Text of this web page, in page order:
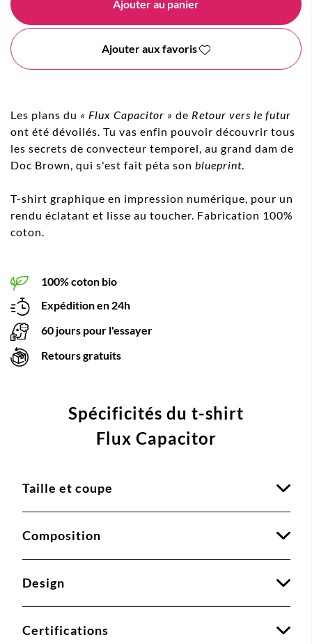
Ajouter au panier
Ajouter aux favoris
Les plans du « Flux Capacitor » de Retour vers le futur
ont été dévoilés. Tu vas enfin pouvoir découvrir tous
les secrets de convecteur temporel, au grand dam de
Doc Brown, qui s'est fait péta son blueprint.
T-shirt graphique en impression numérique, pour un
rendu éclatant et lisse au toucher. Fabrication 100%
coton.
100% coton bio
Expédition en 24h
60 jours pour l'essayer
Retours gratuits
Spécificités du t-shirt
Flux Capacitor
Taille et coupe
Composition
Design
Certifications